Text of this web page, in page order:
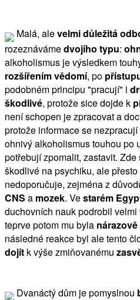
Malá, alevelmi důležitá
rozeznávámedvojího typu:
alkoholismus je výsledkem
rozšířením vědomí, po
podobném principu "pracují" i
škodlivé, protože sice dojde k
není schopen je zpracovat a
protože informace se nezpracují
ohnivý alkoholismus touhou po
potřebují zpomalit, zastavit.
škodlivé na psychiku, ale
nedoporučuje, zejména z
CNS a mozek. Vestarém
duchovních nauk podrobil velmi
teprve potom mu byla
následné reakce byl ale tento
dojít k výše zmiňovanému
Dvanáctý dům je pomyslnou